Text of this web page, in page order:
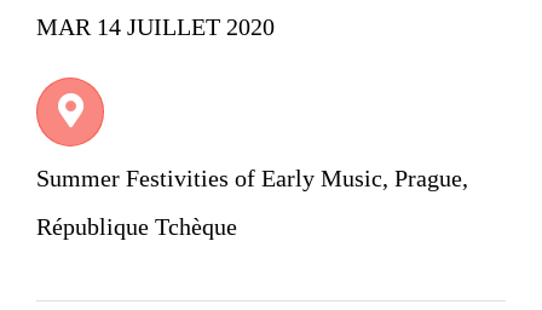
MAR 14 JUILLET 2020
Summer Festivities of Early Music, Prague,
République Tchèque